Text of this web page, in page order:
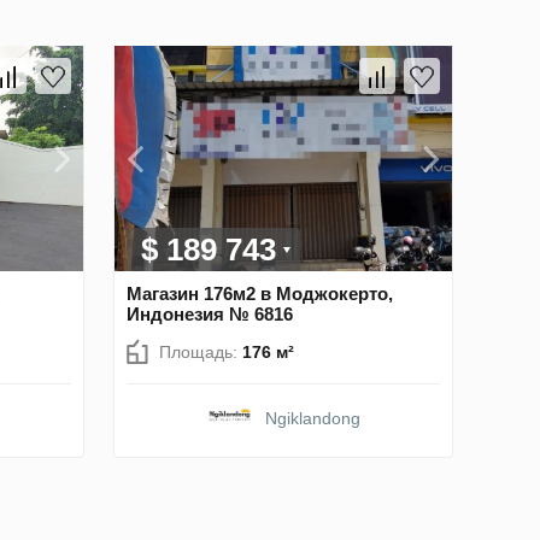
$ 189 743
Магазин 176м2 в Моджокерто,
Индонезия № 6816
Площадь: 176 м²
Ngiklandong